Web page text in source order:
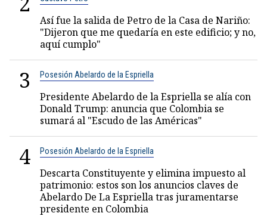
Así fue la salida de Petro de la Casa de Nariño:
"Dijeron que me quedaría en este edificio; y no,
aquí cumplo"
3 Posesión Abelardo de la Espriella
Presidente Abelardo de la Espriella se alía con
Donald Trump: anuncia que Colombia se
sumará al "Escudo de las Américas"
4 Posesión Abelardo de la Espriella
Descarta Constituyente y elimina impuesto al
patrimonio: estos son los anuncios claves de
Abelardo De La Espriella tras juramentarse
presidente en Colombia